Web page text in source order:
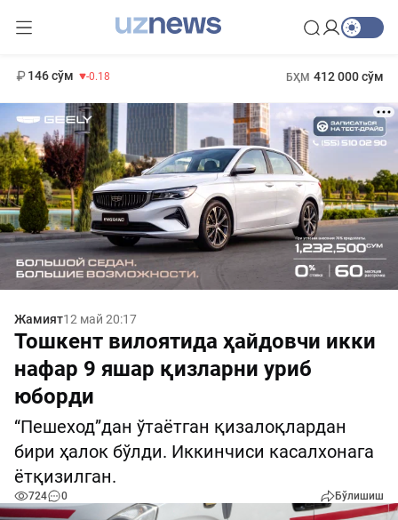
146 сўм -0.18 БҲМ 412 000 сўм
Жамият12 май 20:17
Тошкент вилоятида ҳайдовчи икки
нафар 9 яшар қизларни уриб
юборди
“Пешеход”дан ўтаётган қизалоқлардан
бири ҳалок бўлди. Иккинчиси касалхонага
ётқизилган.
724 0 Бўлишиш